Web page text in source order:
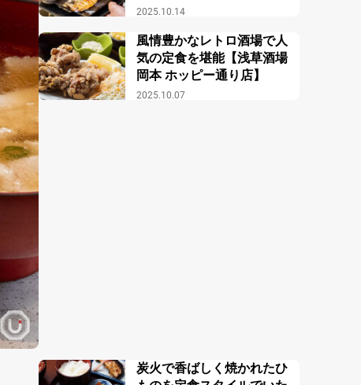
2025.10.14
小町食堂】
2025.10.07
風情豊かなレトロ酒場で人
気の定食を堪能【浅草酒場
岡本 ホッピー通り店】
炭火で香ばしく焼かれたひ